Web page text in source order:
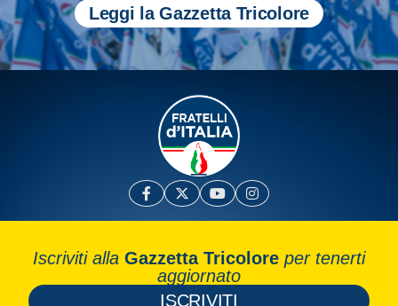
Leggi la Gazzetta Tricolore
Iscriviti alla Gazzetta Tricolore per tenerti
aggiornato
ISCRIVITI